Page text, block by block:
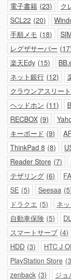
電子書籍 23 ク
SCL22 20
手順メモ 18
レグザサーバー 17
楽天Edy 15
ネット銀行 12
クラウンアスリート
ヘッドホン 11
RECBOX 9
キーボード 9
ThinkPad 8 8
Reader Store 7
テザリング 6
SE 5 Seesaa 5
ドラクエ 5 ネ
自動車保険 5
スマートサーブ 4
HDD 3 HTC J
PlayStation Store 3
zenback 3 ジョ